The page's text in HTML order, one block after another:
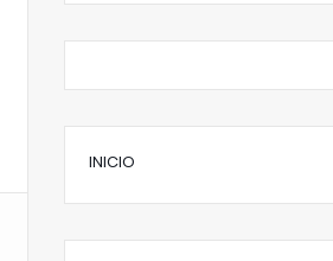
INICIO